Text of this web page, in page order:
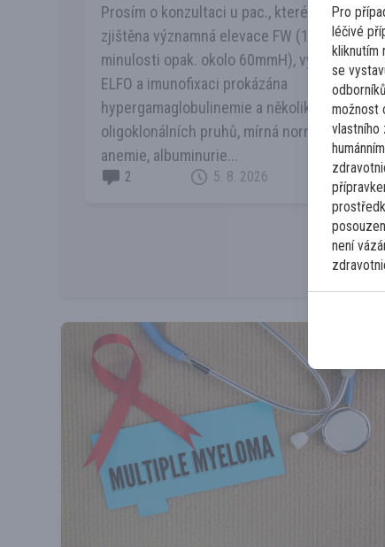
Prosím o konzultaci u pac., kterému lab.
zjištěna významná elevace FW (120mmH, již
minulosti opak. okolo 60mmH), vyšší CB, v
ELFO a imunofixaci prokázána
hypergamaglobulinemie a několik
oligoklonálních pruhů, mírná normocytární
anemie, albuminurie...
2 5. 8. 2026 Číst více
Pro
léčivé
kliknutím
se
možnost
vlastního
není